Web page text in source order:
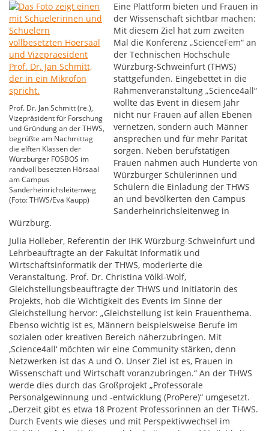
Prof. Dr. Jan Schmitt (re.),
Vizepräsident für Forschung
und Gründung an der THWS,
begrüßte am Nachmittag
die elften Klassen der
Würzburger FOSBOS im
randvoll besetzten Hörsaal
am Campus
Sanderheinrichsleitenweg
(Foto: THWS/Eva Kaupp)
Eine Plattform bieten und Frauen in
der Wissenschaft sichtbar machen:
Mit diesem Ziel hat zum zweiten
Mal die Konferenz „ScienceFem“ an
der Technischen Hochschule
Würzburg-Schweinfurt (THWS)
stattgefunden. Eingebettet in die
Rahmenveranstaltung „Science4all“
wollte das Event in diesem Jahr
nicht nur Frauen auf allen Ebenen
vernetzen, sondern auch Männer
ansprechen und für mehr Parität
sorgen. Neben berufstätigen
Frauen nahmen auch Hunderte von
Würzburger Schülerinnen und
Schülern die Einladung der THWS
an und bevölkerten den Campus
Sanderheinrichsleitenweg in
Würzburg.
Julia Holleber, Referentin der IHK Würzburg-Schweinfurt und
Lehrbeauftragte an der Fakultät Informatik und
Wirtschaftsinformatik der THWS, moderierte die
Veranstaltung. Prof. Dr. Christina Völkl-Wolf,
Gleichstellungsbeauftragte der THWS und Initiatorin des
Projekts, hob die Wichtigkeit des Events im Sinne der
Gleichstellung hervor: „Gleichstellung ist kein Frauenthema.
Ebenso wichtig ist es, Männern beispielsweise Berufe im
sozialen oder kreativen Bereich näherzubringen. Mit
,Science4all‘ möchten wir eine Community stärken, denn
Netzwerken ist das A und O. Unser Ziel ist es, Frauen in
Wissenschaft und Wirtschaft voranzubringen.“ An der THWS
werde dies durch das Großprojekt „Professorale
Personalgewinnung und -entwicklung (ProPere)“ umgesetzt.
„Derzeit gibt es etwa 18 Prozent Professorinnen an der THWS.
Durch Events wie dieses und mit Perspektivwechsel im